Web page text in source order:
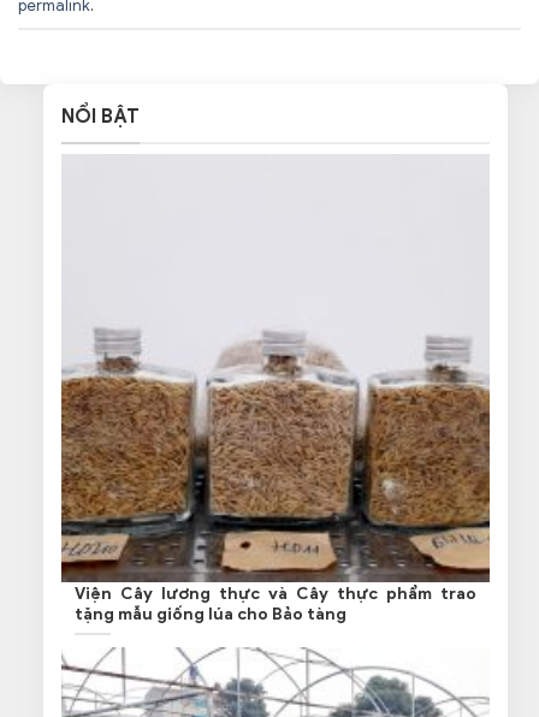
permalink.
NỔI BẬT
Viện Cây lương thực và Cây thực phẩm trao
tặng mẫu giống lúa cho Bảo tàng